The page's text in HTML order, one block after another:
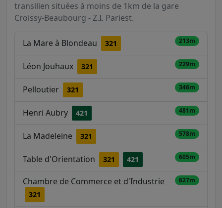
transilien situées à moins de 1km de la gare
Croissy-Beaubourg - Z.I. Pariest.
La Mare à Blondeau 321 213m
Léon Jouhaux 321 229m
Pelloutier 321 346m
Henri Aubry 421 481m
La Madeleine 321 578m
Table d'Orientation 321 421 605m
Chambre de Commerce et d'Industrie
321
627m